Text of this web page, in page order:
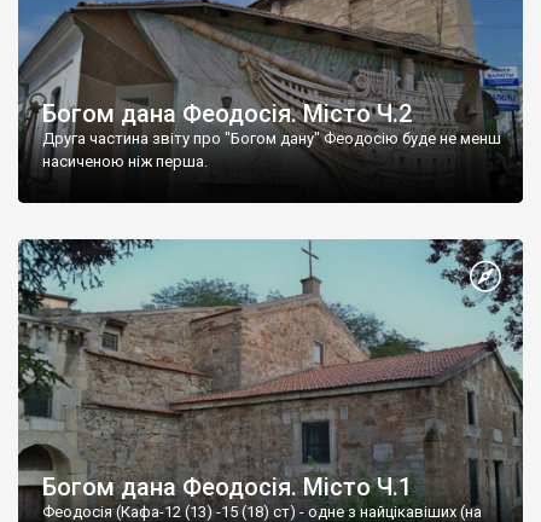
Богом дана Феодосія. Місто Ч.2
Друга частина звіту про "Богом дану" Феодосію буде не менш
насиченою ніж перша.
Богом дана Феодосія. Місто Ч.1
Феодосія (Кафа-12 (13) -15 (18) ст) - одне з найцікавіших (на